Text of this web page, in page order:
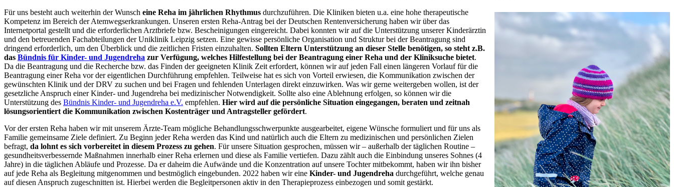
Für uns besteht auch weiterhin der Wunsch eine Reha im jährlichen Rhythmus durchzuführen. Die Kliniken bieten u.a. eine hohe therapeutische
Kompetenz im Bereich der Atemwegserkrankungen. Unseren ersten Reha-Antrag bei der Deutschen Rentenversicherung haben wir über das
Internetportal gestellt und die erforderlichen Arztbriefe bzw. Bescheinigungen eingereicht. Dabei konnten wir auf die Unterstützung unserer Kinderärztin
und den betreuenden Fachabteilungen der Uniklinik Leipzig setzen. Eine gewisse persönliche Organisation und Struktur bei der Beantragung sind
dringend erforderlich, um den Überblick und die zeitlichen Fristen einzuhalten. Sollten Eltern Unterstützung an dieser Stelle benötigen, so steht z.B.
das Bündnis für Kinder- und Jugendreha zur Verfügung, welches Hilfestellung bei der Beantragung einer Reha und der Kliniksuche bietet.
Da die Beantragung und die Recherche bzw. das Finden der geeigneten Klinik Zeit erfordert, können wir auf jeden Fall einen längeren Vorlauf für die
Beantragung einer Reha vor der eigentlichen Durchführung empfehlen. Teilweise hat es sich von Vorteil erwiesen, die Kommunikation zwischen der
gewünschten Klinik und der DRV zu suchen und bei Fragen und fehlenden Unterlagen direkt einzuwirken. Was wir gerne weitergeben wollen, ist der
gesetzliche Anspruch einer Kinder- und Jugendreha bei medizinischer Notwendigkeit. Sollte also eine Ablehnung erfolgen, so können wir die
Unterstützung des Bündnis Kinder- und Jugendreha e.V. empfehlen. Hier wird auf die persönliche Situation eingegangen, beraten und zeitnah
lösungsorientiert die Kommunikation zwischen Kostenträger und Antragsteller gefördert.
Vor der ersten Reha haben wir mit unserem Ärzte-Team mögliche Behandlungsschwerpunkte ausgearbeitet, eigene Wünsche formuliert und für uns als
Familie gemeinsame Ziele definiert. Zu Beginn jeder Reha werden das Kind und natürlich auch die Eltern zu medizinischen und persönlichen Zielen
befragt, da lohnt es sich vorbereitet in diesem Prozess zu gehen. Für unsere Situation gesprochen, müssen wir – außerhalb der täglichen Routine –
gesundheitsverbessernde Maßnahmen innerhalb einer Reha erlernen und diese als Familie vertiefen. Dazu zählt auch die Einbindung unseres Sohnes (4
Jahre) in die täglichen Abläufe und Prozesse. Da er daheim die Aufwände und die Konzentration auf unsere Tochter mitbekommt, haben wir ihn bisher
auf jede Reha als Begleitung mitgenommen und bestmöglich eingebunden. 2022 haben wir eine Kinder- und Jugendreha durchgeführt, welche genau
auf diesen Anspruch zugeschnitten ist. Hierbei werden die Begleitpersonen aktiv in den Therapieprozess einbezogen und somit gestärkt.